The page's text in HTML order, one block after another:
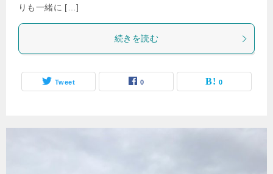
りも一緒に […]
続きを読む
Tweet 0 0